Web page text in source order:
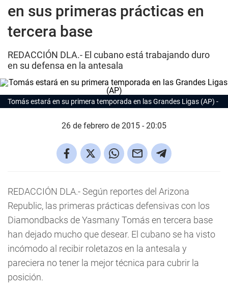
en sus primeras prácticas en
tercera base
REDACCIÓN DLA.- El cubano está trabajando duro
en su defensa en la antesala
Tomás estará en su primera temporada en las Grandes Ligas (AP)
26 de febrero de 2015 - 20:05
REDACCIÓN DLA.- Según reportes del Arizona
Republic, las primeras prácticas defensivas con los
Diamondbacks de Yasmany Tomás en tercera base
han dejado mucho que desear. El cubano se ha visto
incómodo al recibir roletazos en la antesala y
pareciera no tener la mejor técnica para cubrir la
posición.